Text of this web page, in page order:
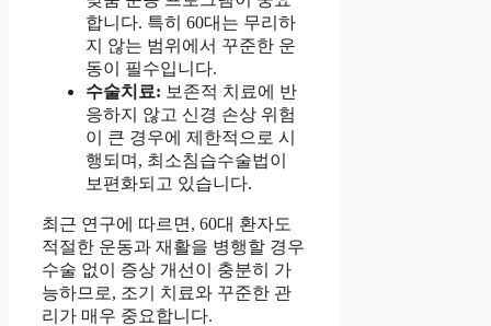
합니다. 특히 60대는 무리하
지 않는 범위에서 꾸준한 운
동이 필수입니다.
수술치료: 보존적 치료에 반
응하지 않고 신경 손상 위험
이 큰 경우에 제한적으로 시
행되며, 최소침습수술법이
보편화되고 있습니다.
최근 연구에 따르면, 60대 환자도
적절한 운동과 재활을 병행할 경우
수술 없이 증상 개선이 충분히 가
능하므로, 조기 치료와 꾸준한 관
리가 매우 중요합니다.